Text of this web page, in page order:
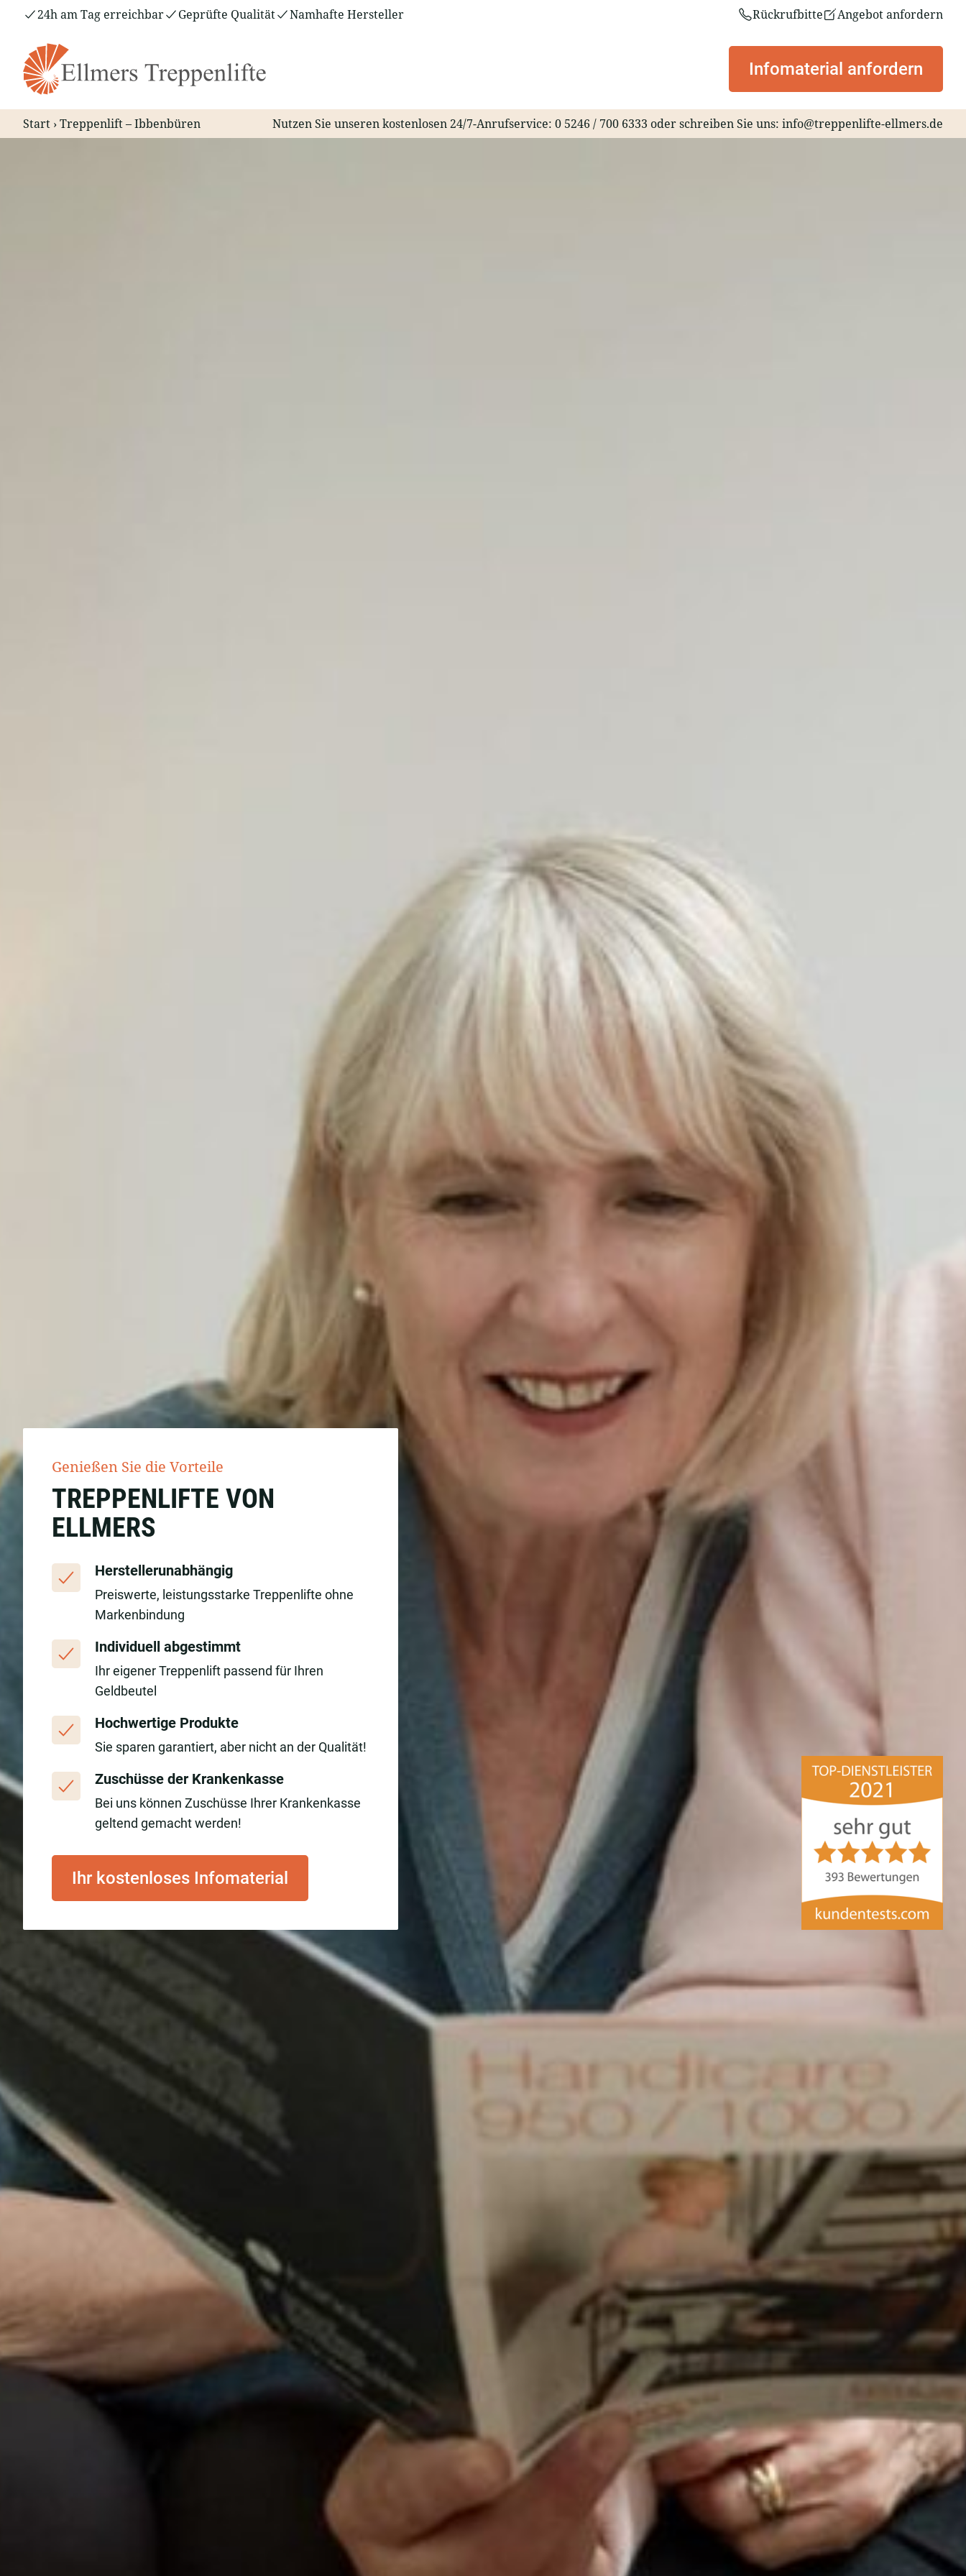
springen
24h am Tag erreichbar Geprüfte Qualität Namhafte Hersteller Rückrufbitte Angebot anfordern
Infomaterial anfordern
Start ›Treppenlift – Ibbenbüren Nutzen Sie unseren kostenlosen 24/7-Anrufservice: 0 5246 / 700 6333 oder schreiben Sie uns: info@treppenlifte-ellmers.de
Genießen Sie die Vorteile
TREPPENLIFTE VON
ELLMERS
Herstellerunabhängig
Preiswerte, leistungsstarke Treppenlifte ohne
Markenbindung
Individuell abgestimmt
Ihr eigener Treppenlift passend für Ihren
Geldbeutel
Hochwertige Produkte
Sie sparen garantiert, aber nicht an der Qualität!
Zuschüsse der Krankenkasse
Bei uns können Zuschüsse Ihrer Krankenkasse
geltend gemacht werden!
Ihr kostenloses Infomaterial